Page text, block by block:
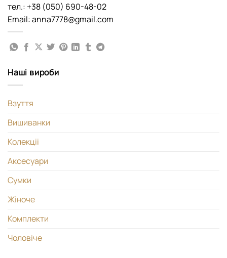
тел.: +38 (050) 690-48-02
Email: anna7778@gmail.com
Наші вироби
Взуття
Вишиванки
Колекціі
Аксесуари
Сумки
Жіноче
Комплекти
Чоловіче